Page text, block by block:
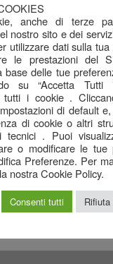
01478520362
sussiste
234/2012”.
anche di terze
nostro sito e dei
utilizzare dati sulla
le prestazioni del
base delle tue
su “Accetta Tutti
tutti i cookie .
di default
di cookie o altri
tecnici . Puoi
o modificare le tue
Preferenze. Per
nostra Cookie Policy.
Consenti tutti